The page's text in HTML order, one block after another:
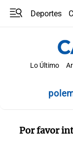
Deportes
Lo Último
Por favor